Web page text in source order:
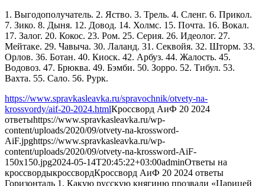
1. Выгодополучатель. 2. Яство. 3. Трель. 4. Сленг. 6. Прикол.
7. Зико. 8. Дыня. 12. Довод. 14. Холмс. 15. Почта. 16. Вокал.
17. Залог. 20. Кокос. 23. Ром. 25. Серия. 26. Идеолог. 27.
Мейтаке. 29. Чавыча. 30. Лаланд. 31. Секвойя. 32. Шторм. 33.
Орлов. 36. Ботан. 40. Киоск. 42. Арбуз. 44. Жалость. 45.
Водовоз. 47. Брюква. 49. Бэмби. 50. Зорро. 52. Тибул. 53.
Вахта. 55. Сало. 56. Рурк.
https://www.spravkasleavka.ru/spravochnik/otvety-na-
krossvordy/aif-20-2024.htmlКроссворд АиФ 20 2024
ответыhttps://www.spravkasleavka.ru/wp-
content/uploads/2020/09/otvety-na-krossword-
AiF.jpghttps://www.spravkasleavka.ru/wp-
content/uploads/2020/09/otvety-na-krossword-AiF-
150x150.jpg2024-05-14T20:45:22+03:00adminОтветы на
кроссвордыкроссвордКроссворд АиФ 20 2024 ответы
Горизонталь 1. Какую русскую княгиню прозвали «Царицей